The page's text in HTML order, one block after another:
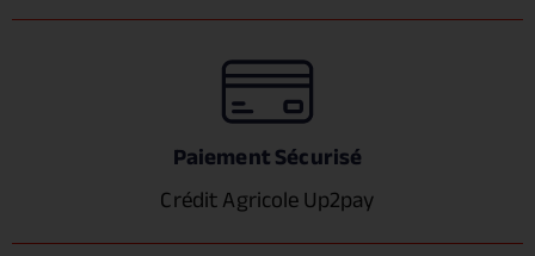
Paiement Sécurisé
Crédit Agricole Up2pay